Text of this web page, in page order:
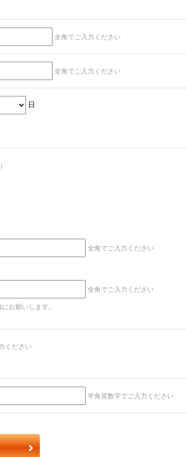
全角でご入力ください
全角でご入力ください
日
全角でご入力ください
全角でご入力ください
お願いします。
ください
半角英数字でご入力ください